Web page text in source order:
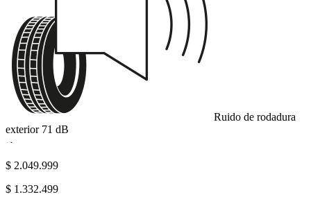
Ruido de rodadura
exterior 71 dB
B
$ 2.049.999
$ 1.332.499